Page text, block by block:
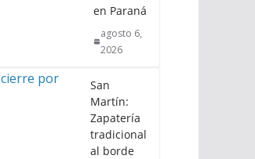
en Paraná
agosto 6,
2026
San
Martín:
Zapatería
tradicional
al borde